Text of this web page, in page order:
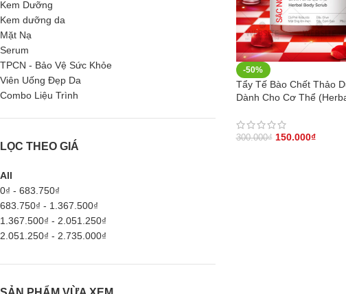
Kem Dưỡng
Kem dưỡng da
Mặt Nạ
Serum
TPCN - Bảo Vệ Sức Khỏe
Viên Uống Đẹp Da
Combo Liệu Trình
LỌC THEO GIÁ
All
0₫ - 683.750₫
683.750₫ - 1.367.500₫
1.367.500₫ - 2.051.250₫
2.051.250₫ - 2.735.000₫
-50%
Tẩy Tế Bào Chết Thảo
Dành Cho Cơ Thể
300.000₫ 150.000₫